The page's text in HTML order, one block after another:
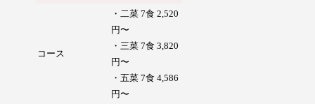
コース
・二菜 7食 2,520
円〜
・三菜 7食 3,820
円〜
・五菜 7食 4,586
円〜